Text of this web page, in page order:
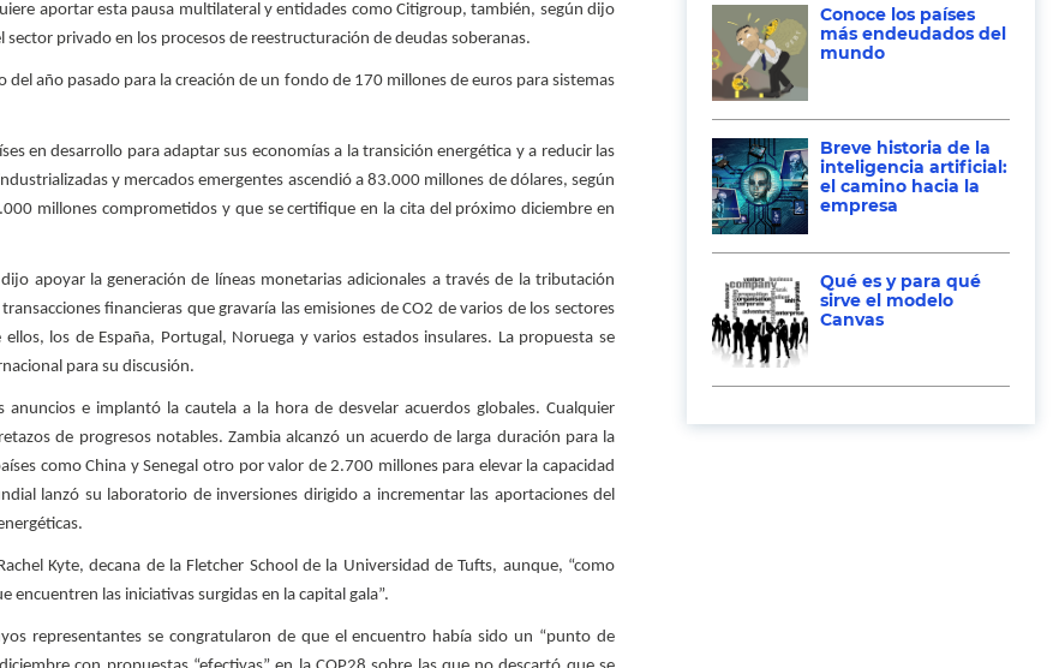
aportar esta pausa multilateral y entidades como Citigroup, también, según dijo
privado en los procesos de reestructuración de deudas soberanas.
año pasado para la creación de un fondo de 170 millones de euros para sistemas
en desarrollo para adaptar sus economías a la transición energética y a reducir las
y mercados emergentes ascendió a 83.000 millones de dólares, según
millones comprometidos y que se certifique en la cita del próximo diciembre en
apoyar la generación de líneas monetarias adicionales a través de la tributación
financieras que gravaría las emisiones de CO2 de varios de los sectores
los de España, Portugal, Noruega y varios estados insulares. La propuesta se
para su discusión.
anuncios e implantó la cautela a la hora de desvelar acuerdos globales. Cualquier
de progresos notables. Zambia alcanzó un acuerdo de larga duración para la
como China y Senegal otro por valor de 2.700 millones para elevar la capacidad
lanzó su laboratorio de inversiones dirigido a incrementar las aportaciones del
Kyte, decana de la Fletcher School de la Universidad de Tufts, aunque, “como
las iniciativas surgidas en la capital gala”.
representantes se congratularon de que el encuentro había sido un “punto de
Conoce los países
más endeudados del
mundo
Breve historia de la
inteligencia artificial:
el camino hacia la
empresa
Qué es y para qué
sirve el modelo
Canvas